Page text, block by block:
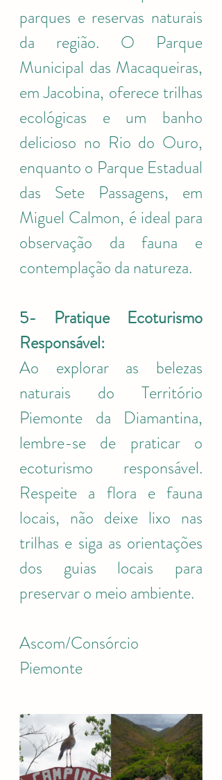
parques e reservas naturais
da região. O Parque
Municipal das Macaqueiras,
em Jacobina, oferece trilhas
ecológicas e um banho
delicioso no Rio do Ouro,
enquanto o Parque Estadual
das Sete Passagens, em
Miguel Calmon, é ideal para
observação da fauna e
contemplação da natureza.
5- Pratique Ecoturismo
Responsável:
Ao explorar as belezas
naturais do Território
Piemonte da Diamantina,
lembre-se de praticar o
ecoturismo responsável.
Respeite a flora e fauna
locais, não deixe lixo nas
trilhas e siga as orientações
dos guias locais para
preservar o meio ambiente.
Ascom/Consórcio
Piemonte